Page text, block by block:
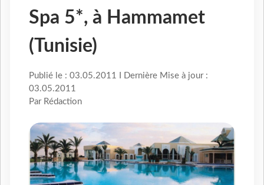
Spa 5*, à Hammamet
(Tunisie)
Publié le : 03.05.2011 I Dernière Mise à jour :
03.05.2011
Par Rédaction